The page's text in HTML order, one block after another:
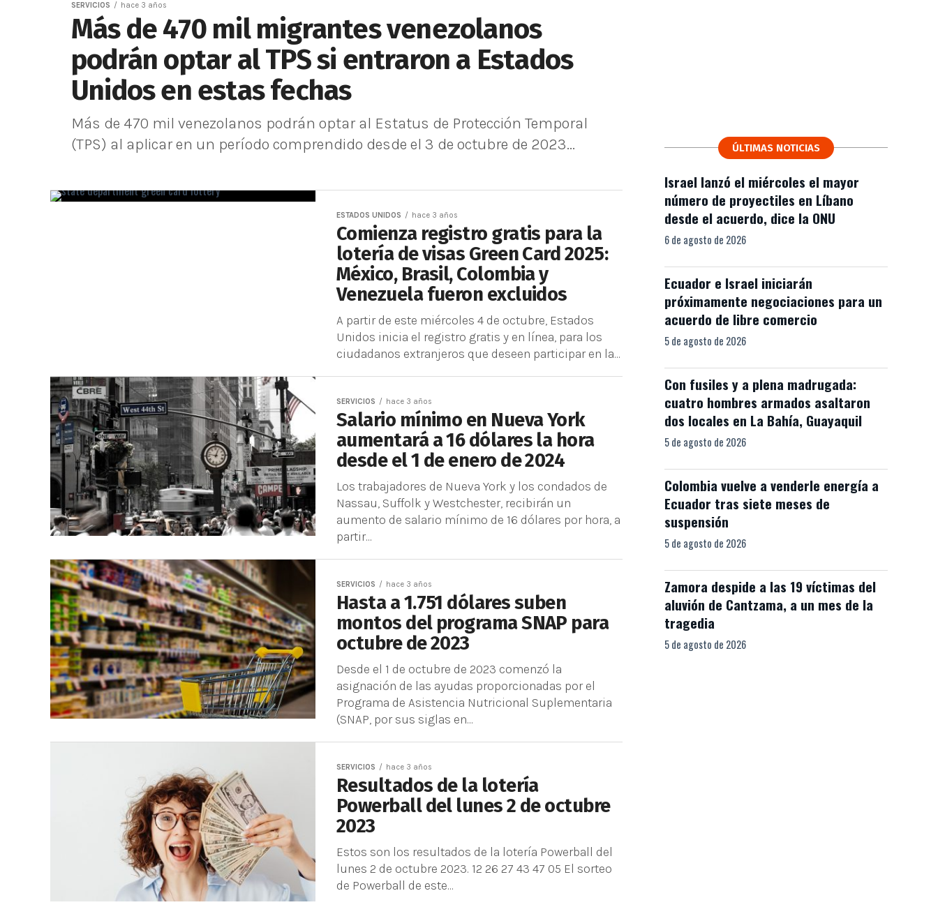
SERVICIOS hace 3 años
Más de 470 mil migrantes venezolanos
podrán optar al TPS si entraron a Estados
Unidos en estas fechas
Más de 470 mil venezolanos podrán optar al Estatus de Protección Temporal
(TPS) al aplicar en un período comprendido desde el 3 de octubre de 2023...
ESTADOS UNIDOS hace 3 años
Comienza registro gratis para la
lotería de visas Green Card 2025:
México, Brasil, Colombia y
Venezuela fueron excluidos
A partir de este miércoles 4 de octubre, Estados
Unidos inicia el registro gratis y en línea, para los
ciudadanos extranjeros que deseen participar en la...
SERVICIOS hace 3 años
Salario mínimo en Nueva York
aumentará a 16 dólares la hora
desde el 1 de enero de 2024
Los trabajadores de Nueva York y los condados de
Nassau, Suffolk y Westchester, recibirán un
aumento de salario mínimo de 16 dólares por hora, a
partir...
SERVICIOS hace 3 años
Hasta a 1.751 dólares suben
montos del programa SNAP para
octubre de 2023
Desde el 1 de octubre de 2023 comenzó la
asignación de las ayudas proporcionadas por el
Programa de Asistencia Nutricional Suplementaria
(SNAP, por sus siglas en...
SERVICIOS hace 3 años
Resultados de la lotería
Powerball del lunes 2 de octubre
2023
Estos son los resultados de la lotería Powerball del
lunes 2 de octubre 2023. 12 26 27 43 47 05 El sorteo
de Powerball de este...
ÚLTIMAS NOTICIAS
Israel lanzó el miércoles el mayor
número de proyectiles en Líbano
desde el acuerdo, dice la ONU
6 de agosto de 2026
Ecuador e Israel iniciarán
próximamente negociaciones para un
acuerdo de libre comercio
5 de agosto de 2026
Con fusiles y a plena madrugada:
cuatro hombres armados asaltaron
dos locales en La Bahía, Guayaquil
5 de agosto de 2026
Colombia vuelve a venderle energía a
Ecuador tras siete meses de
suspensión
5 de agosto de 2026
Zamora despide a las 19 víctimas del
aluvión de Cantzama, a un mes de la
tragedia
5 de agosto de 2026